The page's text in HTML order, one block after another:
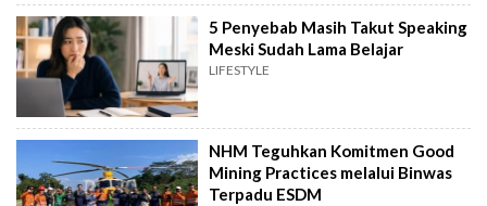
5 Penyebab Masih Takut Speaking
Meski Sudah Lama Belajar
LIFESTYLE
NHM Teguhkan Komitmen Good
Mining Practices melalui Binwas
Terpadu ESDM